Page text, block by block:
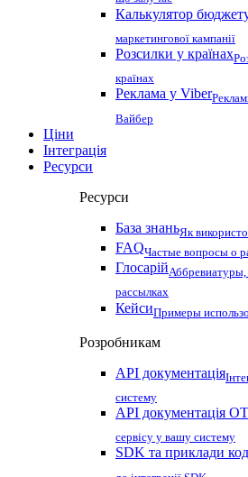
Калькулятор
маркетингової кампанії
Розсилки у країнах
країнах
Реклама у Viber
Вайбер
Ціни
Інтеграція
Ресурси
Ресурси
База знаньЯк
FAQЧастые вопросы о
Глосарій
рассылках
КейсиПримеры
Розробникам
API документація
систему
API документація
сервісу у вашу систему
SDK та приклади